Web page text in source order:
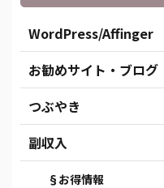
WordPress/Affinger
お勧めサイト・ブログ
つぶやき
副収入
§お得情報